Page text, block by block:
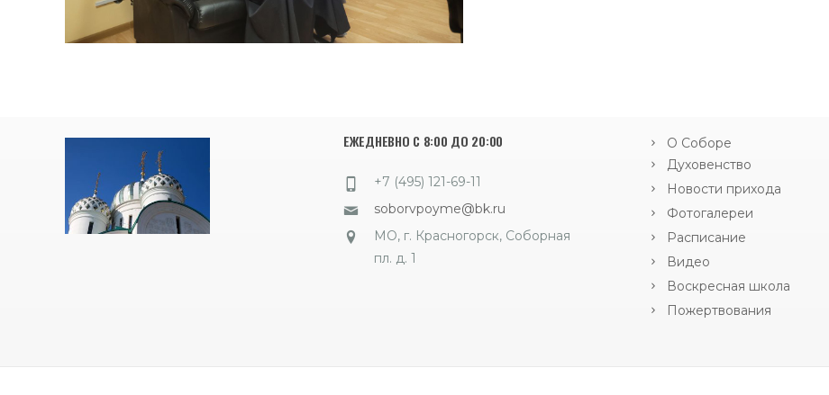
ЕЖЕДНЕВНО С 8:00 ДО 20:00
+7 (495) 121-69-11
soborvpoyme@bk.ru
МО, г. Красногорск, Соборная
пл. д. 1
О Соборе
Духовенство
Новости прихода
Фотогалереи
Расписание
Видео
Воскресная школа
Пожертвования